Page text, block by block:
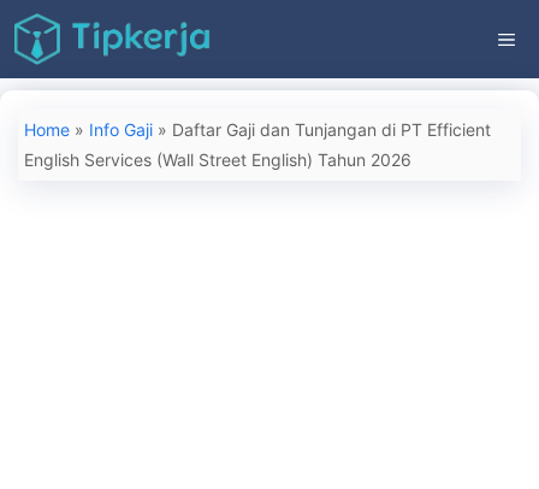
Langsung
ke
isi
Home » Info Gaji » Daftar Gaji dan Tunjangan di PT Efficient
English Services (Wall Street English) Tahun 2026